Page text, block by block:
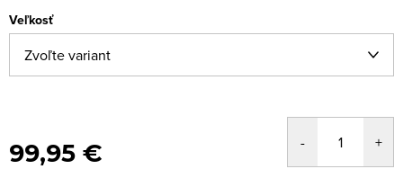
Veľkosť
99,95 €